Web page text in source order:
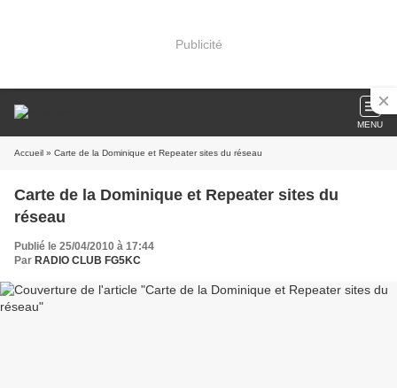
Publicité
MENU
Accueil » Carte de la Dominique et Repeater sites du réseau
Carte de la Dominique et Repeater sites du
réseau
Publié le 25/04/2010 à 17:44
Par RADIO CLUB FG5KC